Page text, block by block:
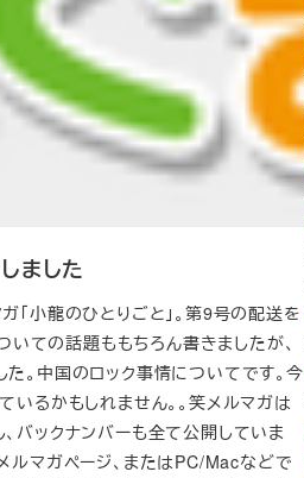
ました
小龍のひとりごと」。第9号の配送を
ての話題ももちろん書きましたが、
。中国のロック事情についてです。今
いるかもしれません。。笑メルマガは
バックナンバーも全て公開していま
ルマガページ、またはPC/Macなどで